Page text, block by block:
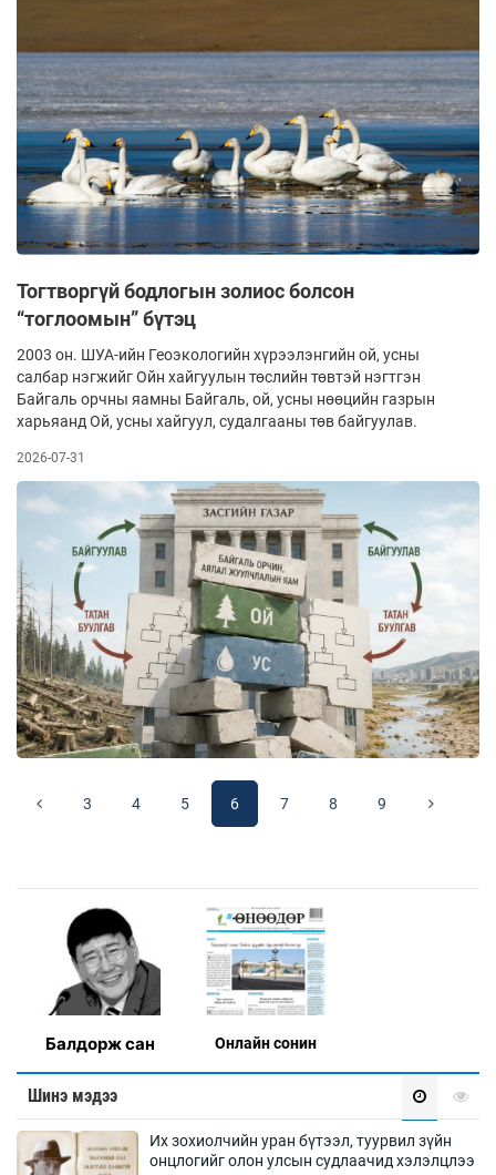
Тогтворгүй бодлогын золиос болсон
“тоглоомын” бүтэц
2003 он. ШУА-ийн Геоэкологийн хүрээлэнгийн ой, усны
салбар нэгжийг Ойн хайгуулын төслийн төвтэй нэгтгэн
Байгаль орчны яамны Байгаль, ой, усны нөөцийн газрын
харьяанд Ой, усны хайгуул, судалгааны төв байгуулав.
2026-07-31
3 4 5 6 7 8 9
Балдорж сан Онлaйн сонин
Шинэ мэдээ
Их зохиолчийн уран бүтээл, туурвил зүйн
онцлогийг олон улсын судлаачид хэлэлцлээ